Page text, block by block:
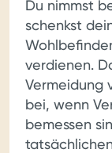
Du nimmst
schenkst
verdienen.
Vermeidung
bei, wenn
bemessen